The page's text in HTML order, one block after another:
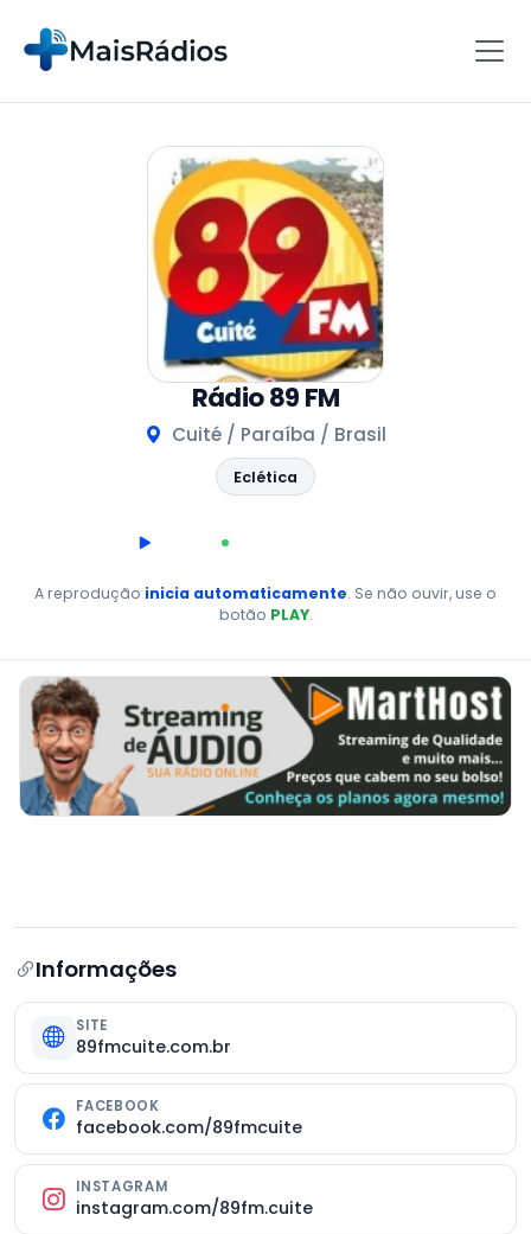
Rádio 89 FM
Cuité / Paraíba / Brasil
Eclética
AO VIVO
A reprodução inicia automaticamente. Se não ouvir, use o
botão PLAY.
Informações
SITE
89fmcuite.com.br
FACEBOOK
facebook.com/89fmcuite
INSTAGRAM
instagram.com/89fm.cuite